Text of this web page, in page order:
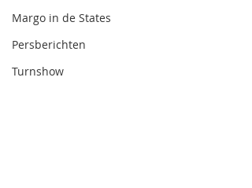
Margo in de States
Persberichten
Turnshow